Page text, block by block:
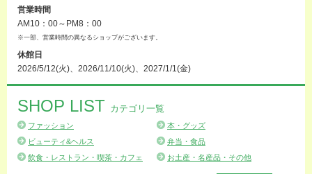
営業時間
AM10：00～PM8：00
※一部、営業時間の異なるショップがございます。
休館日
2026/5/12(火)、2026/11/10(火)、2027/1/1(金)
SHOP LIST カテゴリ一覧
ファッション
本・グッズ
ビューティ&ヘルス
弁当・食品
飲食・レストラン・喫茶・カフェ
お土産・名産品・その他